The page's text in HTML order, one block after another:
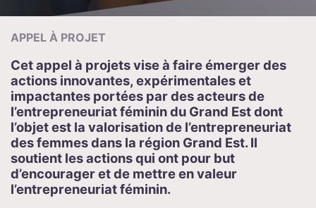
APPEL À PROJET
Cet appel à projets vise à faire émerger des
actions innovantes, expérimentales et
impactantes portées par des acteurs de
l’entrepreneuriat féminin du Grand Est dont
l’objet est la valorisation de l’entrepreneuriat
des femmes dans la région Grand Est. Il
soutient les actions qui ont pour but
d’encourager et de mettre en valeur
l’entrepreneuriat féminin.